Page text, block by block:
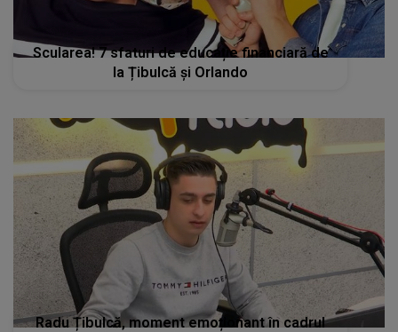
Scularea! 7 sfaturi de educație financiară de
la Țibulcă și Orlando
Radu Țibulcă, moment emoționant în cadrul